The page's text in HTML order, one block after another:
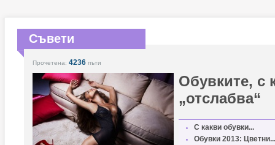
Съвети
Прочетена: 4236 пъти
Обувките, с
„отслабва“
С какви обувки...
Обувки 2013: Цветни...